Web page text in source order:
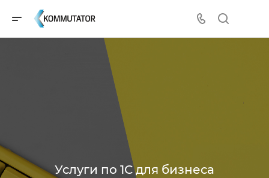
Услуги по 1С для бизнеса